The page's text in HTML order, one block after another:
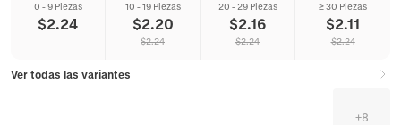
0 - 9 Piezas
$2.24
10 - 19 Piezas
$2.20
$2.24
20 - 29 Piezas
$2.16
$2.24
≥ 30 Piezas
$2.11
$2.24
Ver todas las variantes
+8